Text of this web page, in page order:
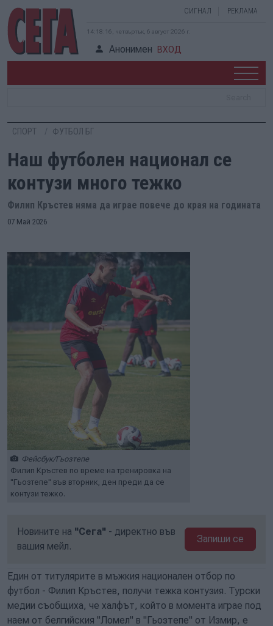
СИГНАЛ РЕКЛАМА
14:18:17, четвъртък, 6 август 2026 г.
Анонимен ВХОД
СПОРТ ФУТБОЛ БГ
Наш футболен национал се
контузи много тежко
Филип Кръстев няма да играе повече до края на годината
07 Май 2026
Фейсбук/Гьозтепе
Филип Кръстев по време на тренировка на
"Гьозтепе" във вторник, ден преди да се
контузи тежко.
Новините на "Сега" - директно във
вашия мейл.
Запиши се
Един от титулярите в мъжкия национален отбор по
футбол - Филип Кръстев, получи тежка контузия. Турски
медии съобщиха, че халфът, който в момента играе под
наем от белгийския "Ломел" в "Гьозтепе" от Измир, е